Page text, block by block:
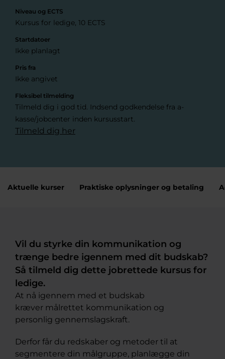
Niveau og ECTS
Kursus for ledige, 10 ECTS
Startdatoer
Ikke planlagt
Pris fra
Ikke angivet
Fleksibel tilmelding
Tilmeld dig i god tid. Indsend godkendelse fra a-
kasse/jobcenter inden kursusstart.
Tilmeld dig her
Aktuelle kurser Praktiske oplysninger og betaling
Vil du styrke din kommunikation og
trænge bedre igennem med dit budskab?
Så tilmeld dig dette jobrettede kursus for
ledige.
At nå igennem med et budskab
kræver målrettet kommunikation og
personlig gennemslagskraft.
Derfor får du redskaber og metoder til at
segmentere din målgruppe, planlægge din